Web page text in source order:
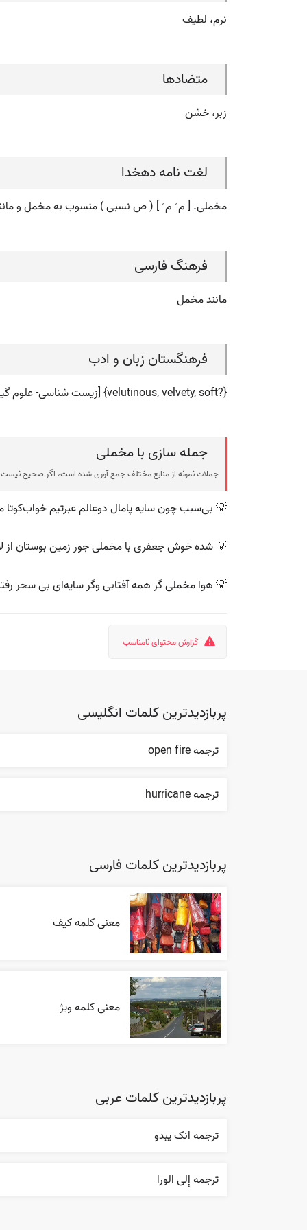
نرم، لطیف
متضادها
زبر، خشن
لغت نامه دهخدا
مخملی. [ م َ م َ ] ( ص نسبی ) منسوب به مخمل و
فرهنگ فارسی
مانند مخمل
فرهنگستان زبان و ادب
{?velutinous, velvety, soft} [زیست شناسی- علوم گیاهی] ویژگی نوعی کرک پوش با کرک هایی شبیه به مخمل
جمله سازی با مخملی
جملات نمونه از منابع مختلف جمع آوری شده است، اگر صحیح
💡 بی‌سبب چون سایه پامال دوعالم عبرتیم خواب‌کوتا
💡 شده خوش جعفری با مخملی جور زمین بوستان از
💡 هوا مخملی ‌گر همه آفتابی وگر سایه‌ای بی سحر
گزارش محتوای نامناسب
پربازدیدترین کلمات انگلیسی
ترجمه open fire
ترجمه hurricane
پربازدیدترین کلمات فارسی
معنی کلمه کیف
معنی کلمه ویژ
پربازدیدترین کلمات عربی
ترجمه انک يبدو
ترجمه إلی الورا